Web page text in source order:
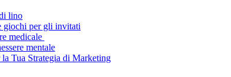
lino
giochi per gli invitati
medicale
mentale
Tua Strategia di Marketing